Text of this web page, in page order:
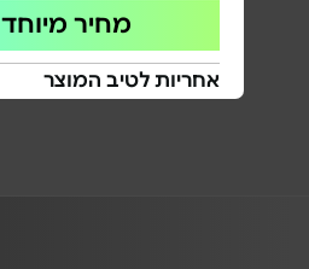
מחיר מיוחד
אחריות לטיב המוצר